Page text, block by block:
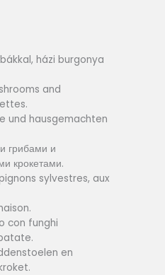
házi burgonya
and
und hausgemachten
грибами и
крокетами.
sylvestres, aux
con funghi
en